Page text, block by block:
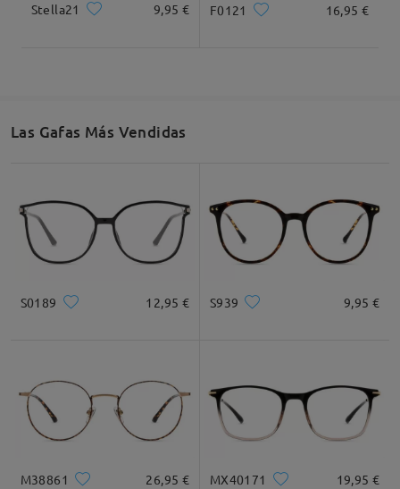
Descripción del Producto
Stella21 9,95 € F0121 16,95 €
Las Gafas Más Vendidas
S0189 12,95 € S939 9,95 €
M38861 26,95 € MX40171 19,95 €